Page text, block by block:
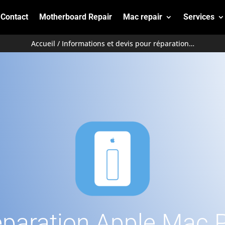
Contact Motherboard Repair Mac repair Services
Accueil / Informations et devis pour réparation…